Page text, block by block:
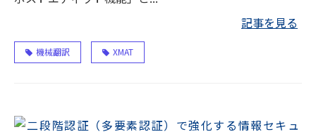
記事を見る
機械翻訳 XMAT